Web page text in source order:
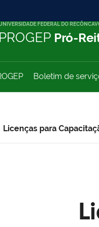
FEDERAL DO
PROGEP Pró-
Boletim de
Licenças para